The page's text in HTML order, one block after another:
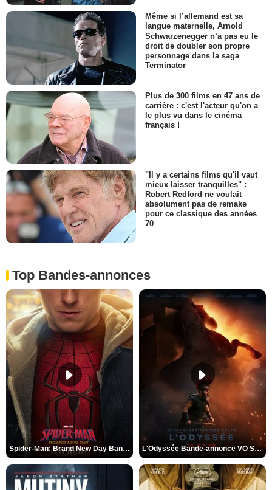
Même si l’allemand est sa
langue maternelle, Arnold
Schwarzenegger n’a pas eu le
droit de doubler son propre
personnage dans la saga
Terminator
Plus de 300 films en 47 ans de
carrière : c'est l'acteur qu'on a
le plus vu dans le cinéma
français !
"Il y a certains films qu'il vaut
mieux laisser tranquilles" :
Robert Redford ne voulait
absolument pas de remake
pour ce classique des années
70
Top Bandes-annonces
Spider-Man: Brand New Day Bande-annonce VO STFR L'Odyssée Bande-annonce VO STFR